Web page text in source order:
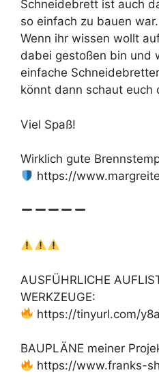
Schneidebrett ist auch
so einfach zu bauen war.
Wenn ihr wissen wollt
dabei gestoßen bin und
einfache
könnt dann schaut euch
Viel Spaß!
Wirklich gute
https://
AUSFÜHRLICHE
WERKZEUGE:
https://tinyurl.com/
BAUPLÄNE meiner
https://www.franks-